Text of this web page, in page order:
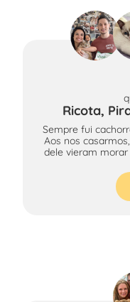
Ricota,
Sempre fui
Aos nos
dele vieram